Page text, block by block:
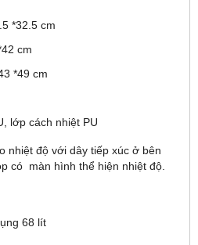
*32.5 cm
cm
*49 cm
lớp cách nhiệt PU
nhiệt độ với dây tiếp xúc ở bên
có màn hình thể hiện nhiệt độ.
68 lít